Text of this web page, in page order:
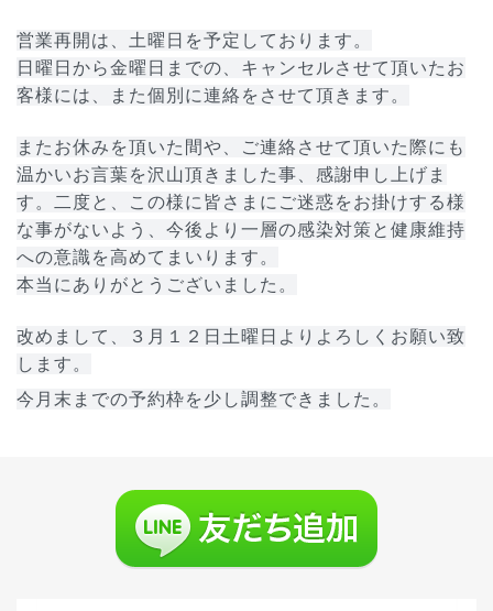
営業再開は、土曜日を予定しております。
日曜日から金曜日までの、キャンセルさせて頂いたお
客様には、また個別に連絡をさせて頂きます。
またお休みを頂いた間や、ご連絡させて頂いた際にも
温かいお言葉を沢山頂きました事、感謝申し上げま
す。二度と、この様に皆さまにご迷惑をお掛けする様
な事がないよう、今後より一層の感染対策と健康維持
への意識を高めてまいります。
本当にありがとうございました。
改めまして、３月１２日土曜日よりよろしくお願い致
します。
今月末までの予約枠を少し調整できました。